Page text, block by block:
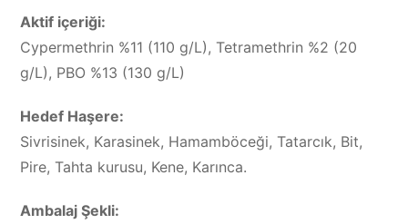
Aktif içeriği:
Cypermethrin %11 (110 g/L), Tetramethrin %2 (20
g/L), PBO %13 (130 g/L)
Hedef Haşere:
Sivrisinek, Karasinek, Hamamböceği, Tatarcık, Bit,
Pire, Tahta kurusu, Kene, Karınca.
Ambalaj Şekli: